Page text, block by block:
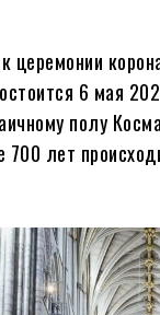
церемонии
6 мая
полу
лет